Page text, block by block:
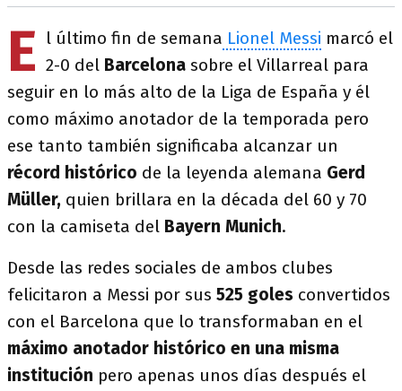
E l último fin de semana Lionel Messi marcó el
2-0 del Barcelona sobre el Villarreal para
seguir en lo más alto de la Liga de España y él
como máximo anotador de la temporada pero
ese tanto también significaba alcanzar un
récord histórico de la leyenda alemana Gerd
Müller, quien brillara en la década del 60 y 70
con la camiseta del Bayern Munich.
Desde las redes sociales de ambos clubes
felicitaron a Messi por sus 525 goles convertidos
con el Barcelona que lo transformaban en el
máximo anotador histórico en una misma
institución pero apenas unos días después el